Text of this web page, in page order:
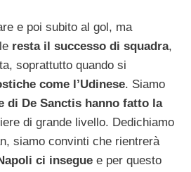
e poi subito al gol, ma
resta il successo di squadra,
soprattutto quando si
come l’Udinese. Siamo
di De Sanctis hanno fatto la
di grande livello. Dedichiamo
siamo convinti che rientrerà
ci insegue e per questo